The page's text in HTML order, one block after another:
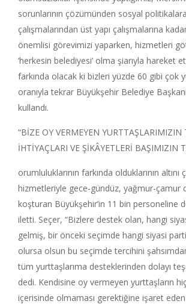
sorunlarının çözümünden sosyal
çalışmalarından üst yapı çalışmalarına
önemlisi görevimizi yaparken, hizmetleri
‘herkesin belediyesi’ olma şiarıyla hareket
farkında olacak ki bizleri yüzde 60 gibi çok
oranıyla tekrar Büyükşehir Belediye
kullandı.
“BİZE OY VERMEYEN YURTTAŞLARIMIZIN
İHTİYAÇLARI VE ŞİKÂYETLERİ BAŞIMIZIN
orumluluklarının farkında olduklarının altını
hizmetleriyle gece-gündüz, yağmur-çamur
koşturan Büyükşehir’in 11 bin personeline
iletti. Seçer, “Bizlere destek olan, hangi
gelmiş, bir önceki seçimde hangi siyasi
olursa olsun bu seçimde tercihini
tüm yurttaşlarıma desteklerinden dolayı
dedi. Kendisine oy vermeyen yurttaşların
içerisinde olmaması gerektiğine işaret